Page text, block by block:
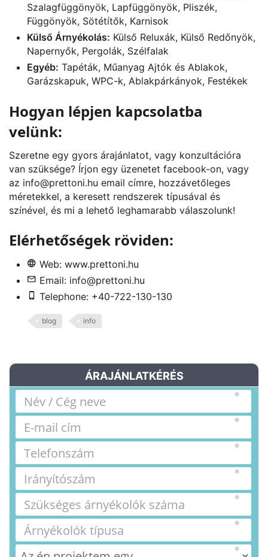
Szalagfüggönyök, Lapfüggönyök, Pliszék,
Függönyök, Sötétítők, Karnisok
Külső Árnyékolás: Külső Reluxák, Külső Redőnyök,
Napernyők, Pergolák, Szélfalak
Egyéb: Tapéták, Műanyag Ajtók és Ablakok,
Garázskapuk, WPC-k, Ablakpárkányok, Festékek
Hogyan lépjen kapcsolatba
velünk:
Szeretne egy gyors árajánlatot, vagy konzultációra
van szüksége? Írjon egy üzenetet facebook-on, vagy
az info@prettoni.hu email címre, hozzávetőleges
méretekkel, a keresett rendszerek típusával és
színével, és mi a lehető leghamarabb válaszolunk!
Elérhetőségek röviden:
Web: www.prettoni.hu
Email: info@prettoni.hu
Telephone: +40-722-130-130
blog info
ÁRAJÁNLATKÉRÉS